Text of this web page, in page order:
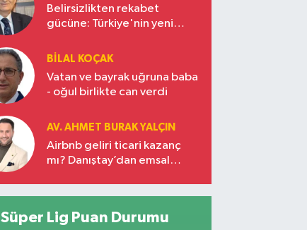
Belirsizlikten rekabet
gücüne: Türkiye'nin yeni
BILAL KOÇAK
Vatan ve bayrak uğruna baba
- oğul birlikte can verdi
AV. AHMET BURAK YALÇIN
Airbnb geliri ticari kazanç
mı? Danıştay’dan emsal
Süper Lig Puan Durumu